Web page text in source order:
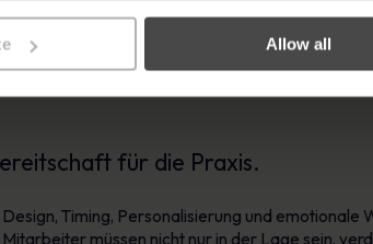
Allow all
zu einer stärkeren Wissensspeicherung und
lernen - sie ändern sich, weil sie
für die Praxis.
Timing, Personalisierung und emotionale
müssen nicht nur in der Lage sein,